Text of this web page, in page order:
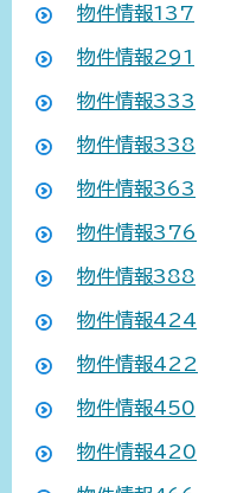
物件情報137
物件情報291
物件情報333
物件情報338
物件情報363
物件情報376
物件情報388
物件情報424
物件情報422
物件情報450
物件情報420